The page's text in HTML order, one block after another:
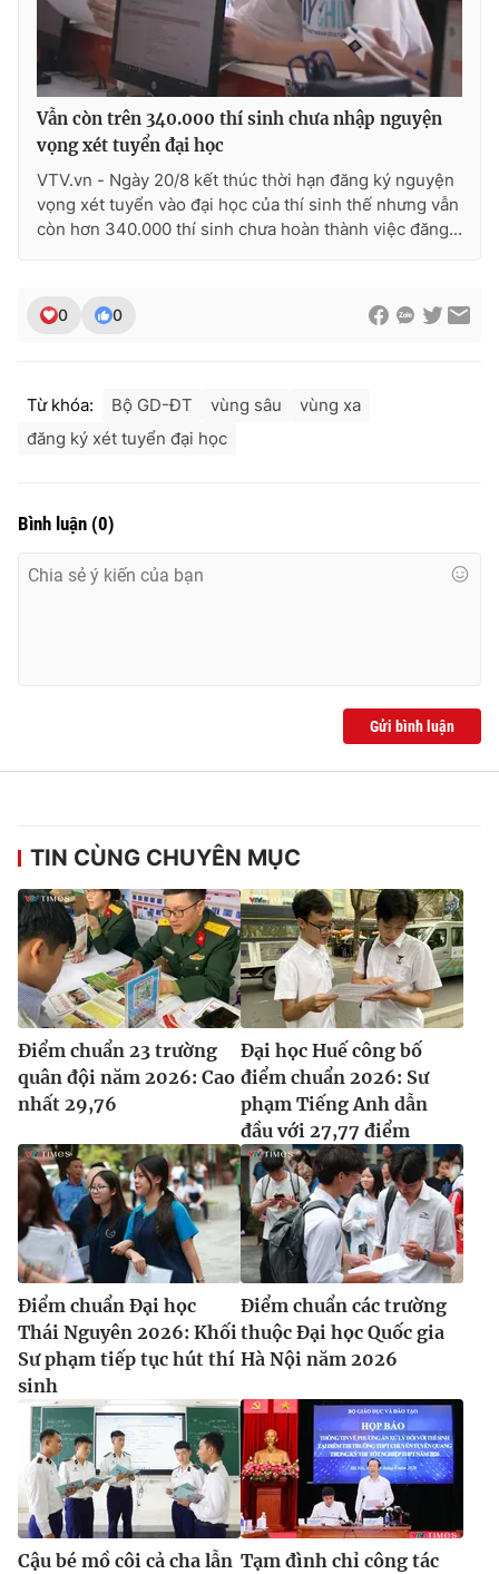
Ðiện thoại Thời báo VTV:
024.66 897 897
Email:
toasoan@vtv.vn
Liên hệ quảng cáo:024-7300.7108
thuận bằng văn bản. Ghi rõ nguồn VTV.vn khi phát hành lại
thông tin từ website này.
Vẫn còn trên 340.000 thí sinh chưa nhập nguyện
vọng xét tuyển đại học
VTV.vn - Ngày 20/8 kết thúc thời hạn đăng ký nguyện
vọng xét tuyển vào đại học của thí sinh thế nhưng vẫn
còn hơn 340.000 thí sinh chưa hoàn thành việc đăng...
0 0
Từ khóa: Bộ GD-ĐT vùng sâu
vùng xa
đăng ký xét tuyển đại học
Bình luận (0)
Gửi bình luận
TIN CÙNG CHUYÊN MỤC
Điểm chuẩn 23 trường
quân đội năm 2026: Cao
nhất 29,76
Đại học Huế công bố
điểm chuẩn 2026: Sư
phạm Tiếng Anh dẫn
đầu với 27,77 điểm
Điểm chuẩn Đại học
Thái Nguyên 2026: Khối
Sư phạm tiếp tục hút thí
sinh
Điểm chuẩn các trường
thuộc Đại học Quốc gia
Hà Nội năm 2026
Cậu bé mồ côi cả cha lẫn Tạm đình chỉ công tác